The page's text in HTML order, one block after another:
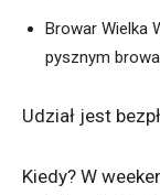
Browar Wielka
pysznym
Udział jest
Kiedy? W